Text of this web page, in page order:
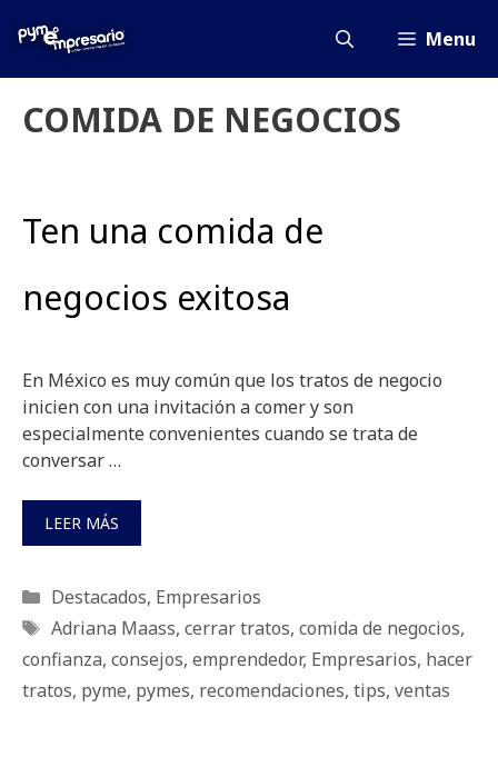
Menu
COMIDA DE NEGOCIOS
Ten una comida de
negocios exitosa
En México es muy común que los tratos de negocio
inicien con una invitación a comer y son
especialmente convenientes cuando se trata de
conversar …
LEER MÁS
Categorías
Destacados, Empresarios
Etiquetas
Adriana Maass, cerrar tratos, comida de negocios,
confianza, consejos, emprendedor, Empresarios, hacer
tratos, pyme, pymes, recomendaciones, tips, ventas